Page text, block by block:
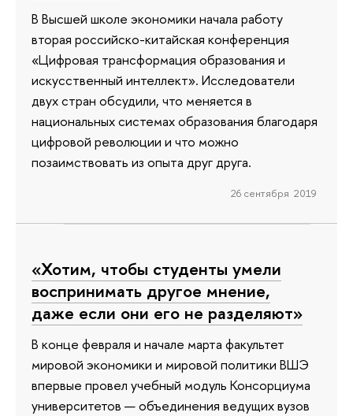
В Высшей школе экономики начала работу
вторая российско-китайская конференция
«Цифровая трансформация образования и
искусственный интеллект». Исследователи
двух стран обсудили, что меняется в
национальных системах образования благодаря
цифровой революции и что можно
позаимствовать из опыта друг друга.
26 сентября 2019
«Хотим, чтобы студенты умели
воспринимать другое мнение,
даже если они его не разделяют»
В конце февраля и начале марта факультет
мировой экономики и мировой политики ВШЭ
впервые провел учебный модуль Консорциума
университетов — объединения ведущих вузов